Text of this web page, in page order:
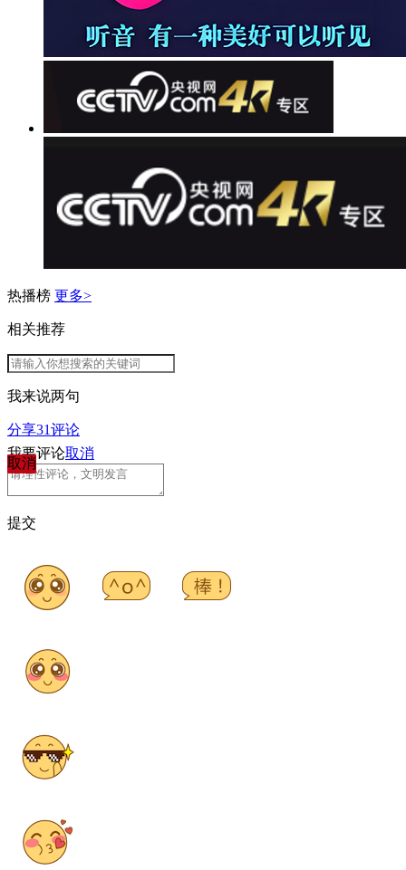
热播榜 更多>
相关推荐
我来说两句
分享31评论
取消
我要评论取消
提交